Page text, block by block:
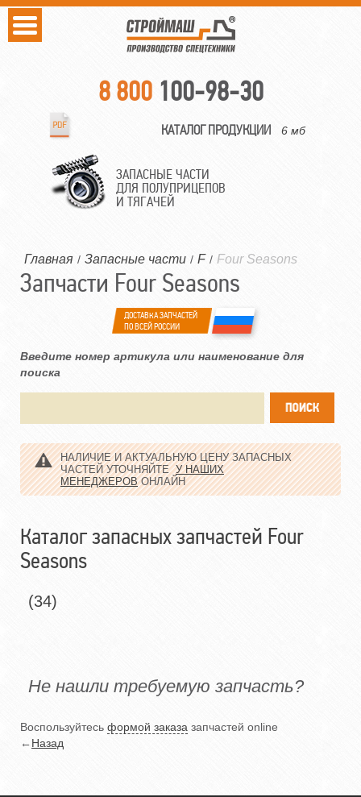
8 800 100-98-30
КАТАЛОГ ПРОДУКЦИИ 6 мб
ЗАПАСНЫЕ ЧАСТИ
ДЛЯ ПОЛУПРИЦЕПОВ
И ТЯГАЧЕЙ
Главная / Запасные части / F / Four Seasons
Запчасти Four Seasons
ДОСТАВКА ЗАПЧАСТЕЙ
ПО ВСЕЙ РОССИИ
Введите номер артикула или наименование для
поиска
НАЛИЧИЕ И АКТУАЛЬНУЮ ЦЕНУ ЗАПАСНЫХ
ЧАСТЕЙ УТОЧНЯЙТЕУ НАШИХ
МЕНЕДЖЕРОВОНЛАЙН
Каталог запасных запчастей Four
Seasons
(34)
Не нашли требуемую запчасть?
Воспользуйтесь формой заказа запчастей online
←Назад